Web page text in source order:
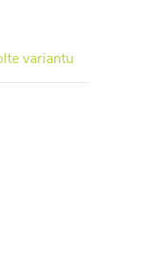
variantu